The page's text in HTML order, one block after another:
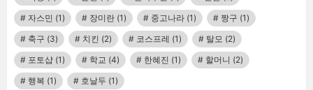
자스민 (1) 장미란 (1) 중고나라 (1) 짱구 (1)
축구 (3) 치킨 (2) 코스프레 (1) 탈모 (2)
포토샵 (1) 학교 (4) 한혜진 (1) 할머니 (2)
행복 (1) 호날두 (1)